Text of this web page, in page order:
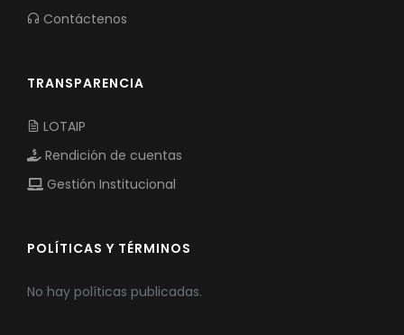
Contáctenos
TRANSPARENCIA
LOTAIP
Rendición de cuentas
Gestión Institucional
POLÍTICAS Y TÉRMINOS
No hay políticas publicadas.